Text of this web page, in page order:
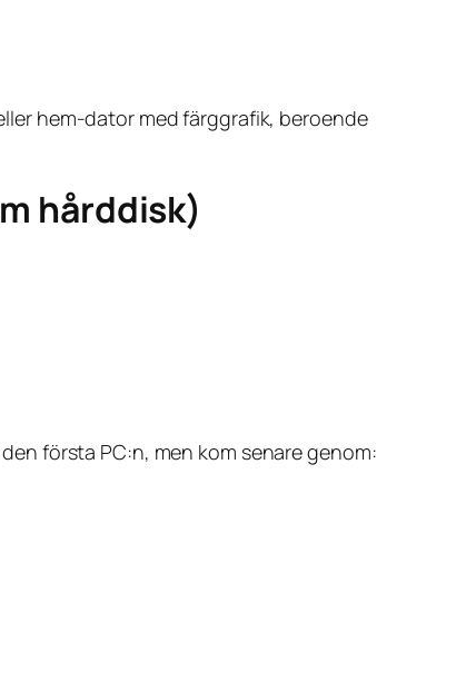
hem-dator med färggrafik, beroende
hårddisk)
första PC:n, men kom senare genom: